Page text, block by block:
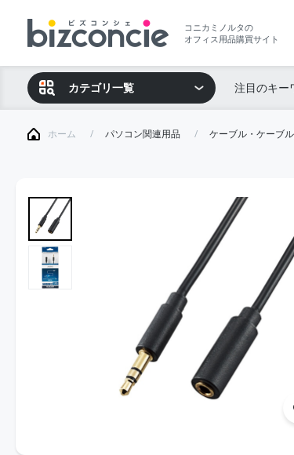
コニカミノルタの
オフィス用品購買サイト
カテゴリ一覧 注目のキー
ホーム パソコン関連用品 ケーブル・ケーブ